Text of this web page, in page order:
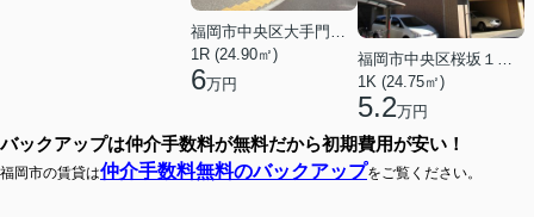
1R (24.90㎡)
6万円
福岡市中央区桜坂１丁目
1K (24.75㎡)
5.2万円
バックアップは仲介手数料が無料だから初期費用が安い！
福岡市の賃貸は仲介手数料無料のバックアップをご覧ください。